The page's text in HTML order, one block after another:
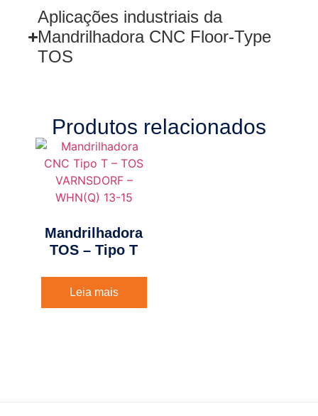
Aplicações industriais da
Mandrilhadora CNC Floor-Type
TOS
Produtos relacionados
Mandrilhadora
TOS – Tipo T
Leia mais